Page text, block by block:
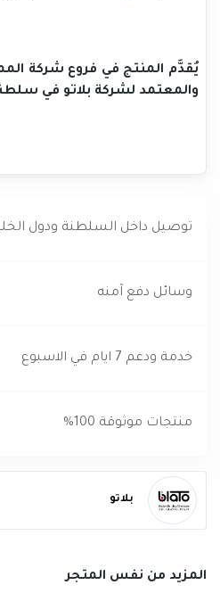
يُقدَّم المنتج في فروع شركة
والمعتمد لشركة بلاتو في
توصيل داخل السلطنة ودول
وسائل دفع آمنه
خدمة ودعم 7 ايام في الاسبوع
منتجات موثوقة 100%
بلاتو
المزيد من نفس المتجر